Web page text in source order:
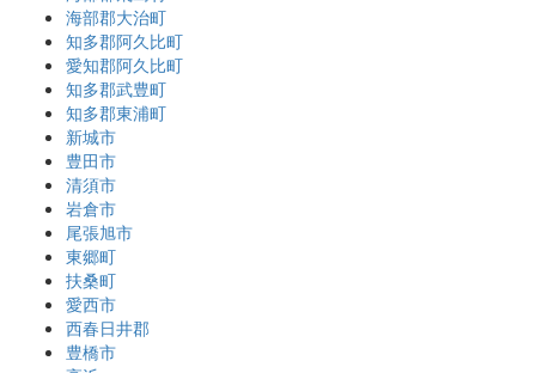
海部郡大治町
知多郡阿久比町
愛知郡阿久比町
知多郡武豊町
知多郡東浦町
新城市
豊田市
清須市
岩倉市
尾張旭市
東郷町
扶桑町
愛西市
西春日井郡
豊橋市